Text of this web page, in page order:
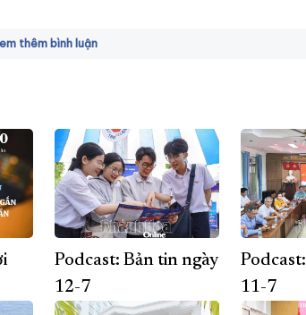
thêm bình luận
Podcast: Bản tin ngày
12-7
11-7